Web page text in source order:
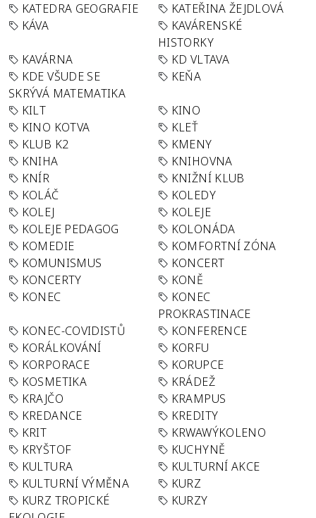
KATEDRA GEOGRAFIE
KATEŘINA ŽEJDLOVÁ
KÁVA
KAVÁRENSKÉ
HISTORKY
KAVÁRNA
KD VLTAVA
KDE VŠUDE SE
SKRÝVÁ MATEMATIKA
KEŇA
KILT
KINO
KINO KOTVA
KLEŤ
KLUB K2
KMENY
KNIHA
KNIHOVNA
KNÍR
KNIŽNÍ KLUB
KOLÁČ
KOLEDY
KOLEJ
KOLEJE
KOLEJE PEDAGOG
KOLONÁDA
KOMEDIE
KOMFORTNÍ ZÓNA
KOMUNISMUS
KONCERT
KONCERTY
KONĚ
KONEC
KONEC
PROKRASTINACE
KONEC-COVIDISTŮ
KONFERENCE
KORÁLKOVÁNÍ
KORFU
KORPORACE
KORUPCE
KOSMETIKA
KRÁDEŽ
KRAJČO
KRAMPUS
KREDANCE
KREDITY
KRIT
KRWAWÝKOLENO
KRYŠTOF
KUCHYNĚ
KULTURA
KULTURNÍ AKCE
KULTURNÍ VÝMĚNA
KURZ
KURZ TROPICKÉ
KURZY